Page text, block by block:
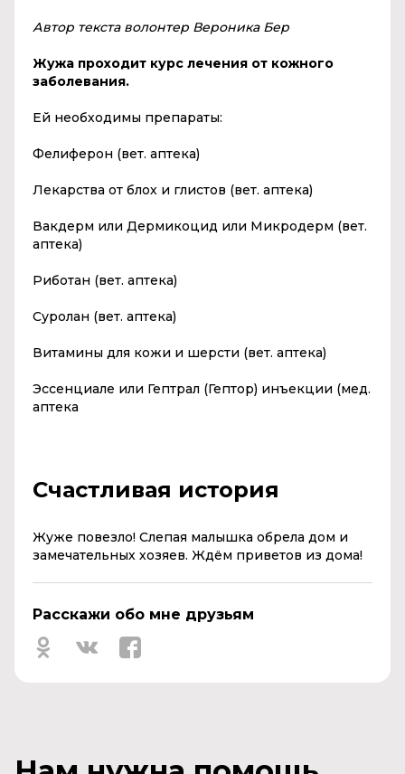
Автор текста волонтер Вероника Бер
Жужа проходит курс лечения от кожного
заболевания.
Ей необходимы препараты:
Фелиферон (вет. аптека)
Лекарства от блох и глистов (вет. аптека)
Вакдерм или Дермикоцид или Микродерм (вет.
аптека)
Риботан (вет. аптека)
Суролан (вет. аптека)
Витамины для кожи и шерсти (вет. аптека)
Эссенциале или Гептрал (Гептор) инъекции (мед.
аптека
Счастливая история
Жуже повезло! Слепая малышка обрела дом и
замечательных хозяев. Ждём приветов из дома!
Расскажи обо мне друзьям